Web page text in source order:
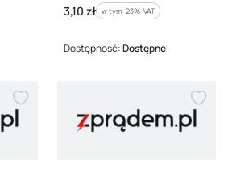
Cena brutto
3,10 zł w tym %s VAT
w tym 23% VAT
Dostępność:Dostępne